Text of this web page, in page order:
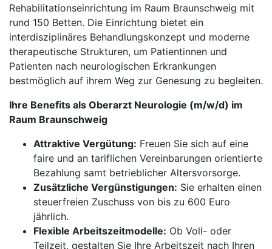
Rehabilitationseinrichtung im Raum Braunschweig mit
rund 150 Betten. Die Einrichtung bietet ein
interdisziplinäres Behandlungskonzept und moderne
therapeutische Strukturen, um Patientinnen und
Patienten nach neurologischen Erkrankungen
bestmöglich auf ihrem Weg zur Genesung zu begleiten.
Ihre Benefits als Oberarzt Neurologie (m/w/d) im
Raum Braunschweig
Attraktive Vergütung: Freuen Sie sich auf eine
faire und an tariflichen Vereinbarungen orientierte
Bezahlung samt betrieblicher Altersvorsorge.
Zusätzliche Vergünstigungen: Sie erhalten einen
steuerfreien Zuschuss von bis zu 600 Euro
jährlich.
Flexible Arbeitszeitmodelle: Ob Voll- oder
Teilzeit, gestalten Sie Ihre Arbeitszeit nach Ihren